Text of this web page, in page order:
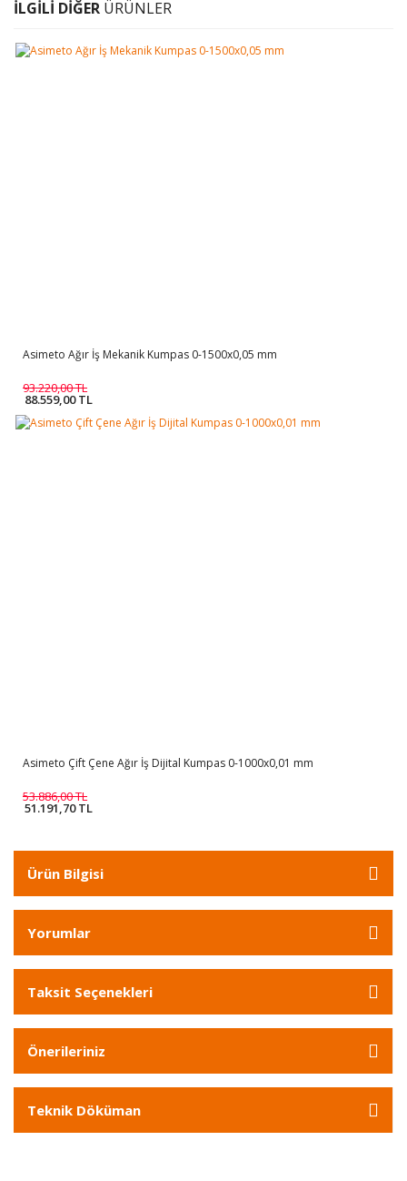
İLGİLİ DİĞER ÜRÜNLER
Asimeto Ağır İş Mekanik Kumpas 0-1500x0,05 mm
93.220,00 TL
88.559,00 TL
Asimeto Çift Çene Ağır İş Dijital Kumpas 0-1000x0,01 mm
53.886,00 TL
51.191,70 TL
Ürün Bilgisi
Yorumlar
Taksit Seçenekleri
Önerileriniz
Teknik Döküman